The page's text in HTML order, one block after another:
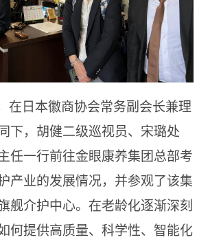
在日本徽商协会常务副会长兼理
下，胡健二级巡视员、宋璐处
任一行前往金眼康养集团总部考
产业的发展情况，并参观了该集
舰介护中心。在老龄化逐渐深刻
何提供高质量、科学性、智能化